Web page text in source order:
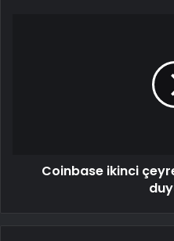
Coinbase ikinci